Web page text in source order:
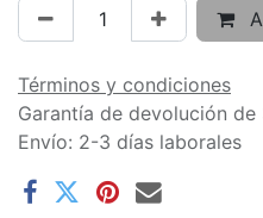
Términos y condiciones
Garantía de devolución de
Envío: 2-3 días laborales